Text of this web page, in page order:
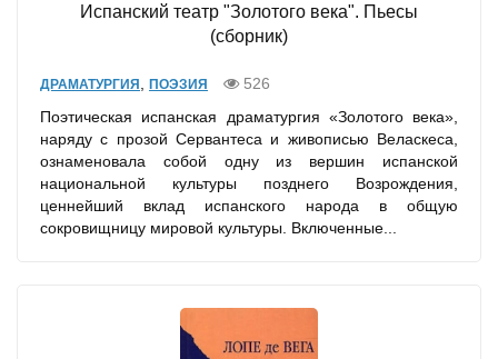
Испанский театр "Золотого века". Пьесы
(сборник)
ДРАМАТУРГИЯ ПОЭЗИЯ
526
Поэтическая испанская драматургия «Золотого века»,
наряду с прозой Сервантеса и живописью Веласкеса,
ознаменовала собой одну из вершин испанской
национальной культуры позднего Возрождения,
ценнейший вклад испанского народа в общую
сокровищницу мировой культуры. Включенные...